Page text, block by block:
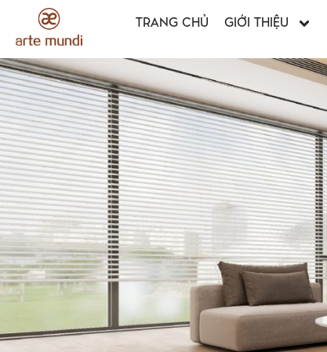
TRANG CHỦ GIỚI THIỆU